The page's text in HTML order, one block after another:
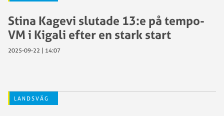
Stina Kagevi slutade 13:e på tempo-
VM i Kigali efter en stark start
2025-09-22 | 14:07
LANDSVÄG